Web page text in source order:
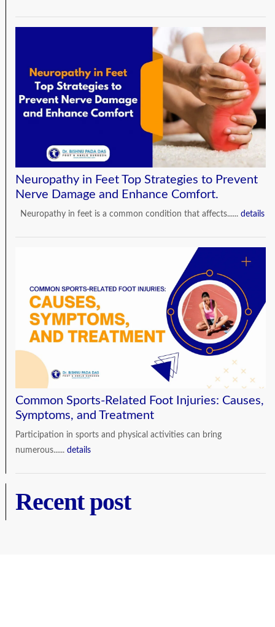
Neuropathy in Feet Top Strategies to Prevent
Nerve Damage and Enhance Comfort.
Neuropathy in feet is a common condition that affects...... details
Common Sports-Related Foot Injuries: Causes,
Symptoms, and Treatment
Participation in sports and physical activities can bring
numerous...... details
Recent post